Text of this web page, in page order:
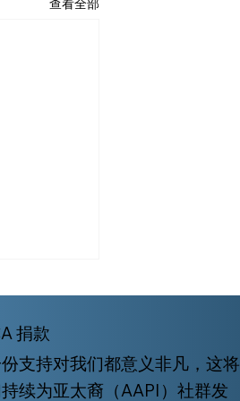
查看全部
捐款
支持对我们都意义非凡，这将
续为亚太裔（AAPI）社群发